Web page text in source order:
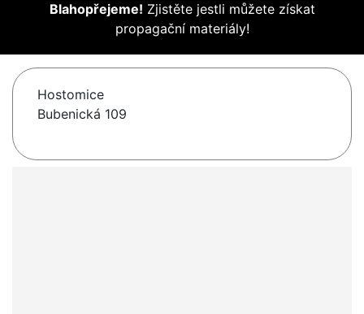
Blahopřejeme! Zjistěte jestli můžete získat
propagační materiály!
Hostomice
Bubenická 109